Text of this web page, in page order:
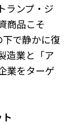
ランプ・ジ
商品こそ
下で静かに復
造業と「ア
業をターゲ